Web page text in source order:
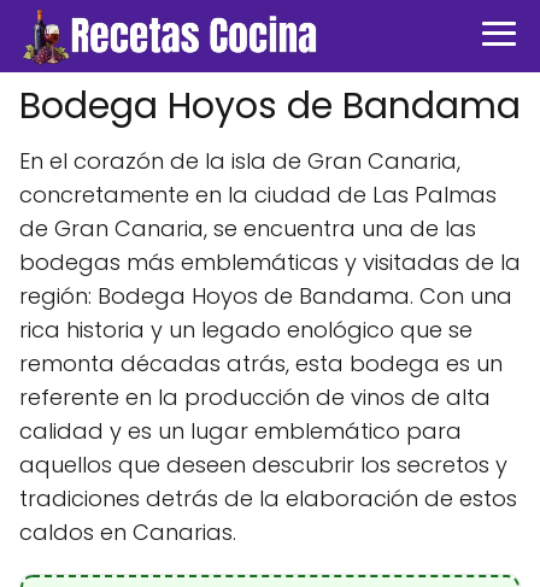
Bodega Hoyos de Bandama
En el corazón de la isla de Gran Canaria,
concretamente en la ciudad de Las Palmas
de Gran Canaria, se encuentra una de las
bodegas más emblemáticas y visitadas de la
región: Bodega Hoyos de Bandama. Con una
rica historia y un legado enológico que se
remonta décadas atrás, esta bodega es un
referente en la producción de vinos de alta
calidad y es un lugar emblemático para
aquellos que deseen descubrir los secretos y
tradiciones detrás de la elaboración de estos
caldos en Canarias.